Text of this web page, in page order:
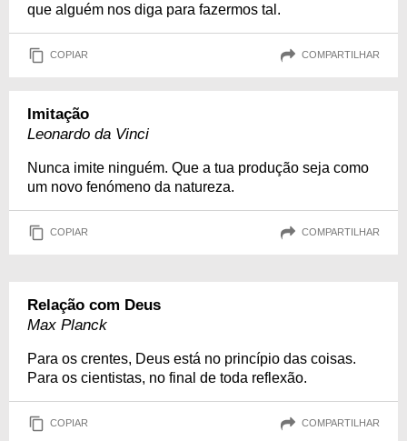
que alguém nos diga para fazermos tal.
COPIAR COMPARTILHAR
Imitação
Leonardo da Vinci
Nunca imite ninguém. Que a tua produção seja como
um novo fenómeno da natureza.
COPIAR COMPARTILHAR
Relação com Deus
Max Planck
Para os crentes, Deus está no princípio das coisas.
Para os cientistas, no final de toda reflexão.
COPIAR COMPARTILHAR